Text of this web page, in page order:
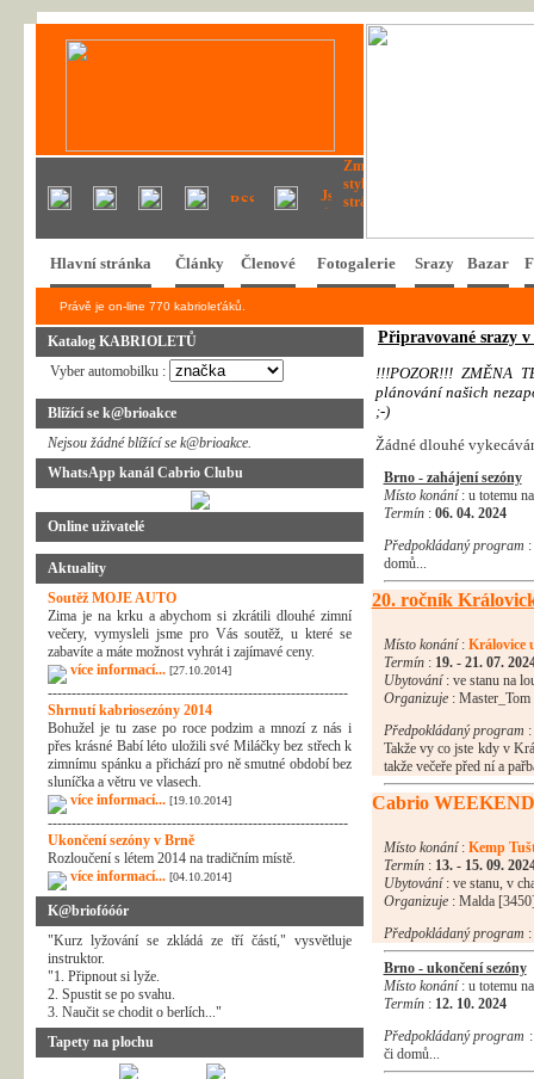
Hlavní stránka Články Členové Fotogalerie Srazy Bazar
Právě je on-line 770 kabrioleťáků.
Katalog KABRIOLETŮ
Vyber automobilku :
Blížící se k@brioakce
Nejsou žádné blížící se k@brioakce.
WhatsApp kanál Cabrio Clubu
Online uživatelé
Aktuality
Soutěž MOJE AUTO
Zima je na krku a abychom si zkrátili dlouhé zimní
večery, vymysleli jsme pro Vás soutěž, u které se
zabavíte a máte možnost vyhrát i zajímavé ceny.
více informací... [27.10.2014]
---------------------------------------------------------------
Shrnutí kabriosezóny 2014
Bohužel je tu zase po roce podzim a mnozí z nás i
přes krásné Babí léto uložili své Miláčky bez střech k
zimnímu spánku a přichází pro ně smutné období bez
sluníčka a větru ve vlasech.
více informací... [19.10.2014]
---------------------------------------------------------------
Ukončení sezóny v Brně
Rozloučení s létem 2014 na tradičním místě.
více informací... [04.10.2014]
K@briofóóór
"Kurz lyžování se zkládá ze tří částí," vysvětluje
instruktor.
"1. Připnout si lyže.
2. Spustit se po svahu.
3. Naučit se chodit o berlích..."
Tapety na plochu
Připravované srazy v
!!!POZOR!!! ZMĚNA T
plánování našich nezap
;-)
Žádné dlouhé
Brno - zahájení sezóny
Místo konání: u totemu
Termín: 06. 04. 2024
Předpokládaný program
domů...
20. ročník
Místo konání: Královice
Termín: 19. - 21. 07.
Ubytování: ve stanu na
Organizuje: Master_Tom
Předpokládaný program
Takže vy co jste kdy v
takže večeře před ní a
Cabrio
Místo konání: Kemp
Termín: 13. - 15. 09.
Ubytování: ve stanu, v
Organizuje: Malda
Předpokládaný program
Brno - ukončení sezóny
Místo konání: u totemu
Termín: 12. 10. 2024
Předpokládaný program
či domů...